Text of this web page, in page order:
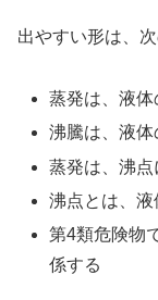
出やすい形は、
蒸発は、液
沸騰は、液
蒸発は、沸
沸点とは、
第4類危険物
係する